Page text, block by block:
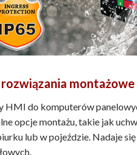
montażowe
HMI do komputerów
opcje montażu, takie jak
lub w pojeździe. Nadaje